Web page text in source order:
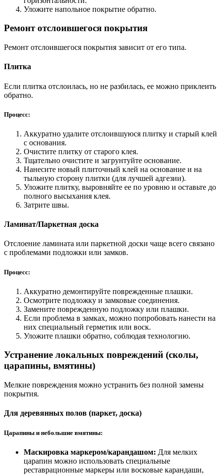
Уложите напольное покрытие обратно.
Ремонт отслоившегося покрытия
Ремонт отслоившегося покрытия зависит от его типа.
Плитка
Если плитка отслоилась, но не разбилась, ее можно приклеить
обратно.
Процесс:
Аккуратно удалите отслоившуюся плитку и старый клей
с основания.
Очистите плитку от старого клея.
Тщательно очистите и загрунтуйте основание.
Нанесите новый плиточный клей на основание и на
тыльную сторону плитки (для лучшей адгезии).
Уложите плитку, выровняйте ее по уровню и оставьте до
полного высыхания клея.
Затрите швы.
Ламинат/Паркетная доска
Отслоение ламината или паркетной доски чаще всего связано
с проблемами подложки или замков.
Процесс:
Аккуратно демонтируйте поврежденные плашки.
Осмотрите подложку и замковые соединения.
Замените поврежденную подложку или плашки.
Если проблема в замках, можно попробовать нанести на
них специальный герметик или воск.
Уложите плашки обратно, соблюдая технологию.
Устранение локальных повреждений (сколы,
царапины, вмятины)
Мелкие повреждения можно устранить без полной замены
покрытия.
Для деревянных полов (паркет, доска)
Царапины и небольшие вмятины:
Маскировка маркером/карандашом: Для мелких
царапин можно использовать специальные
реставрационные маркеры или восковые карандаши,